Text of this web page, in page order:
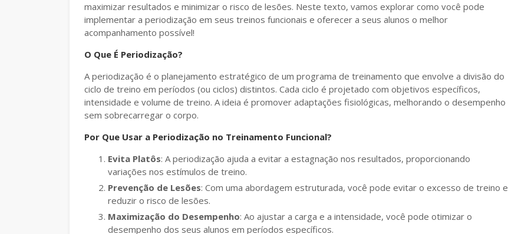
maximizar resultados e minimizar o risco de lesões. Neste texto, vamos explorar como você pode
implementar a periodização em seus treinos funcionais e oferecer a seus alunos o melhor
acompanhamento possível!
O Que É Periodização?
A periodização é o planejamento estratégico de um programa de treinamento que envolve a divisão do
ciclo de treino em períodos (ou ciclos) distintos. Cada ciclo é projetado com objetivos específicos,
intensidade e volume de treino. A ideia é promover adaptações fisiológicas, melhorando o desempenho
sem sobrecarregar o corpo.
Por Que Usar a Periodização no Treinamento Funcional?
Evita Platôs: A periodização ajuda a evitar a estagnação nos resultados, proporcionando
variações nos estímulos de treino.
Prevenção de Lesões: Com uma abordagem estruturada, você pode evitar o excesso de treino e
reduzir o risco de lesões.
Maximização do Desempenho: Ao ajustar a carga e a intensidade, você pode otimizar o
desempenho dos seus alunos em períodos específicos.